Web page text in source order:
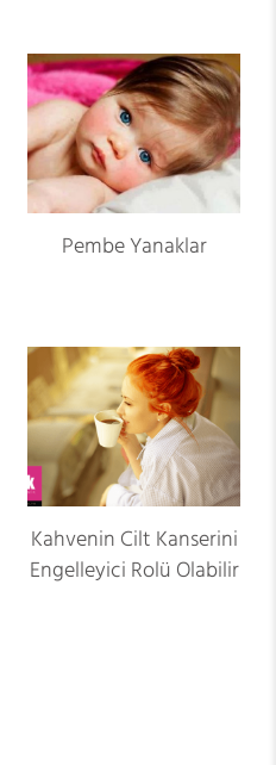
Pembe Yanaklar
Kahvenin Cilt Kanserini
Engelleyici Rolü Olabilir